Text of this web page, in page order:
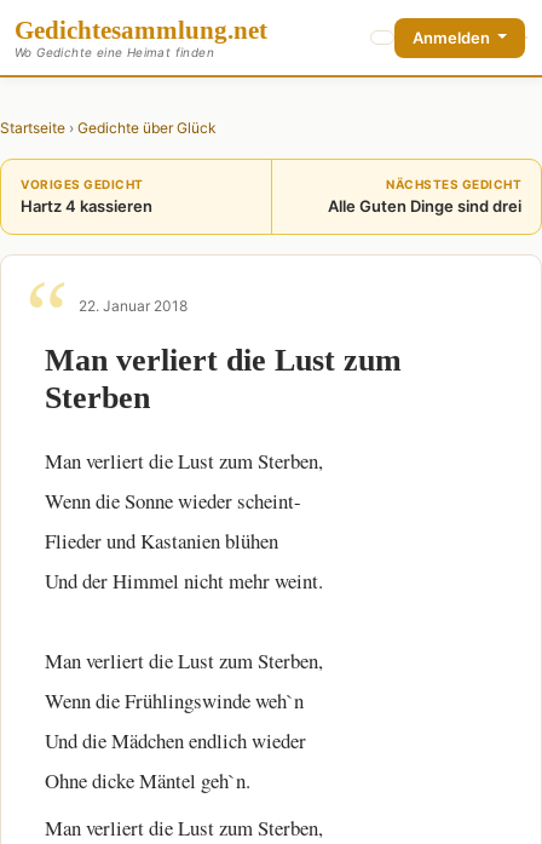
Gedichtesammlung.net
Wo Gedichte eine Heimat finden
Anmelden
Startseite › Gedichte über Glück
VORIGES GEDICHT
Hartz 4 kassieren
NÄCHSTES GEDICHT
Alle Guten Dinge sind drei
22. Januar 2018
Man verliert die Lust zum
Sterben
Man verliert die Lust zum Sterben,
Wenn die Sonne wieder scheint-
Flieder und Kastanien blühen
Und der Himmel nicht mehr weint.
Man verliert die Lust zum Sterben,
Wenn die Frühlingswinde weh`n
Und die Mädchen endlich wieder
Ohne dicke Mäntel geh`n.
Man verliert die Lust zum Sterben,